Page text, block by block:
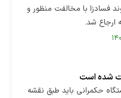
فسادزا با مخالفت منظور و
ارجاع شد.
شده است
حکمرانی باید طبق نقشه